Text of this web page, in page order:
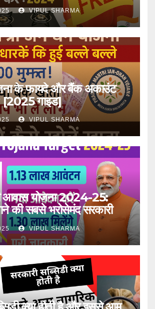
VIPUL SHARMA
के फायदे और बैंक अकाउंट
गाइड]
VIPUL SHARMA
आवास योजना 2024-25:
की सबसे भरोसेमंद सरकारी
VIPUL SHARMA